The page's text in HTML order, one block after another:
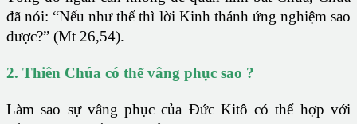
đã nói: “Nếu như thế thì lời Kinh thánh ứng nghiệm sao
được?” (Mt 26,54).
2. Thiên Chúa có thể vâng phục sao ?
Làm sao sự vâng phục của Đức Kitô có thể hợp với